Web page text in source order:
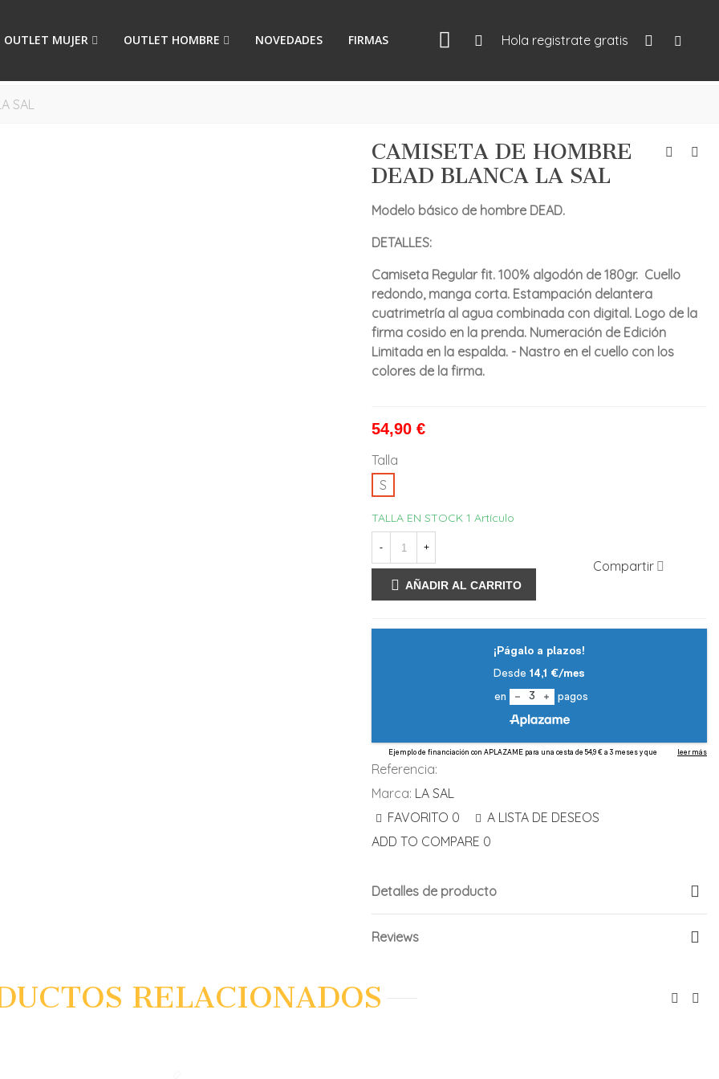
OUTLET MUJER OUTLET HOMBRE NOVEDADES FIRMAS Hola registrate gratis
SAL
CAMISETA DE HOMBRE
DEAD BLANCA LA SAL
Modelo básico de hombre DEAD.
DETALLES:
Camiseta Regular fit. 100% algodón de 180gr. Cuello
redondo, manga corta. Estampación delantera
cuatrimetría al agua combinada con digital. Logo de la
firma cosido en la prenda. Numeración de Edición
Limitada en la espalda. - Nastro en el cuello con los
colores de la firma.
54,90 €
Talla
S
TALLA EN STOCK 1 Artículo
- +
AÑADIR AL CARRITO
Compartir
Referencia:
Marca: LA SAL
FAVORITO 0
A LISTA DE DESEOS
ADD TO COMPARE 0
Detalles de producto
Reviews
RELACIONADOS